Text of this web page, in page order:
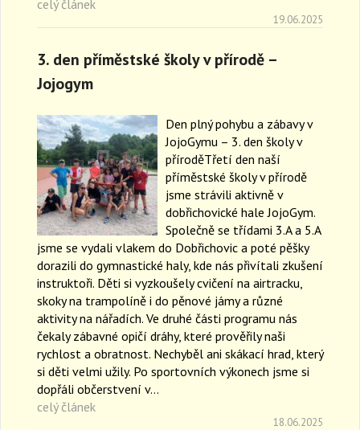
celý článek
19.06.2025
3. den příměstské školy v přírodě –
Jojogym
Den plný pohybu a zábavy v
JojoGymu – 3. den školy v
příroděTřetí den naší
příměstské školy v přírodě
jsme strávili aktivně v
dobřichovické hale JojoGym.
Společně se třídami 3.A a 5.A
jsme se vydali vlakem do Dobřichovic a poté pěšky
dorazili do gymnastické haly, kde nás přivítali zkušení
instruktoři. Děti si vyzkoušely cvičení na airtracku,
skoky na trampolíně i do pěnové jámy a různé
aktivity na nářadích. Ve druhé části programu nás
čekaly zábavné opičí dráhy, které prověřily naši
rychlost a obratnost. Nechyběl ani skákací hrad, který
si děti velmi užily. Po sportovních výkonech jsme si
dopřáli občerstvení v…
celý článek
18.06.2025